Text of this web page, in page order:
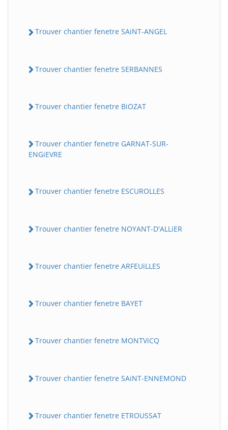
Trouver chantier fenetre SAiNT-ANGEL
Trouver chantier fenetre SERBANNES
Trouver chantier fenetre BiOZAT
Trouver chantier fenetre GARNAT-SUR-
ENGiEVRE
Trouver chantier fenetre ESCUROLLES
Trouver chantier fenetre NOYANT-D'ALLiER
Trouver chantier fenetre ARFEUiLLES
Trouver chantier fenetre BAYET
Trouver chantier fenetre MONTViCQ
Trouver chantier fenetre SAiNT-ENNEMOND
Trouver chantier fenetre ETROUSSAT